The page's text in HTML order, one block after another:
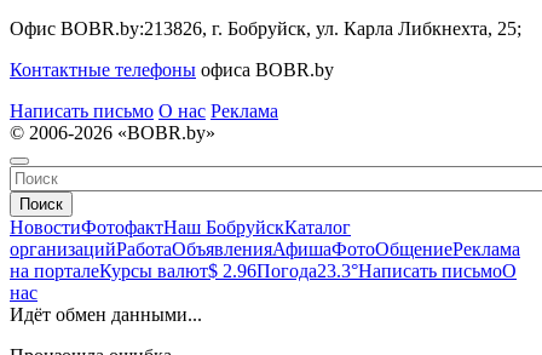
Офис BOBR.by:213826, г. Бобруйск, ул. Карла Либкнехта, 25;
Контактные телефоны офиса BOBR.by
Написать письмо О нас Реклама
© 2006-2026 «BOBR.by»
Поиск
НовостиФотофактНаш БобруйскКаталог
организацийРаботаОбъявленияАфишаФотоОбщениеРеклама
на порталеКурсы валют$ 2.96Погода23.3°Написать письмоО
нас
Идёт обмен данными...